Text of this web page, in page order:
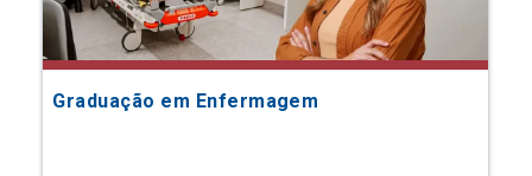
Graduação em Enfermagem